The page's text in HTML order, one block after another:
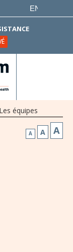
ENGLISH
Les équipes
A A A